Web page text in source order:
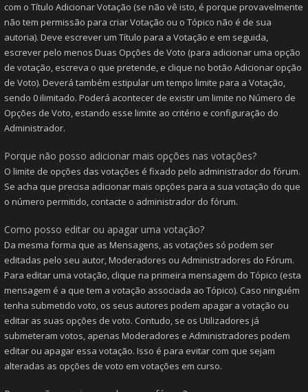
com o Título Adicionar Votação (se não vê isto, é porque provavelmente
não tem permissão para criar Votação ou o Tópico não é de sua
autoria). Deve escrever um Título para a Votação e em seguida,
escrever pelo menos Duas Opções de Voto (para adicionar uma opção
de votação, escreva o que pretende, e clique no botão Adicionar opção
de Voto). Deverá também estipular um tempo limite para a Votação,
sendo 0 ilimitado. Poderá acontecer de existir um limite no Número de
Opções de Voto, estando esse limite ao critério e configuração do
Administrador.
Porque não posso adicionar mais opções nas votações?
O limite de opções das votações é fixado pelo administrador do fórum.
Se acha que precisa adicionar mais opções para a sua votação do que
o número permitido, contacte o administrador do fórum.
Como posso editar ou apagar uma votação?
Da mesma forma que as Mensagens, as votações só podem ser
editadas pelo seu autor, Moderadores ou Administradores do Fórum.
Para editar uma votação, clique na primeira mensagem do Tópico (esta
mensagem é a que tem a votação associada ao Tópico). Caso ninguém
tenha submetido voto, os seus autores podem apagar a votação ou
editar as suas opções de voto. Contudo, se os Utilizadores já
submeteram votos, apenas Moderadores e Administradores podem
editar ou apagar essa votação. Isso é para evitar com que sejam
alteradas as opções de voto em votações em curso.